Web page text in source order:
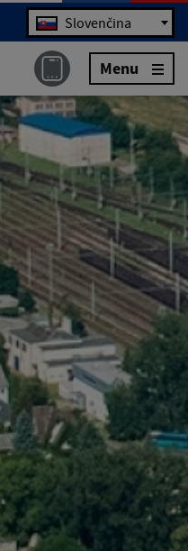
Jazyk Slovenčina
Menu